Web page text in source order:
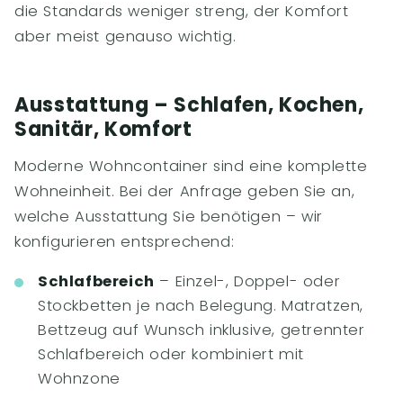
die Standards weniger streng, der Komfort
aber meist genauso wichtig.
Ausstattung – Schlafen, Kochen,
Sanitär, Komfort
Moderne Wohncontainer sind eine komplette
Wohneinheit. Bei der Anfrage geben Sie an,
welche Ausstattung Sie benötigen – wir
konfigurieren entsprechend:
Schlafbereich – Einzel-, Doppel- oder
Stockbetten je nach Belegung. Matratzen,
Bettzeug auf Wunsch inklusive, getrennter
Schlafbereich oder kombiniert mit
Wohnzone